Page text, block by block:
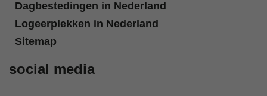
Dagbestedingen in Nederland
Logeerplekken in Nederland
Sitemap
social media